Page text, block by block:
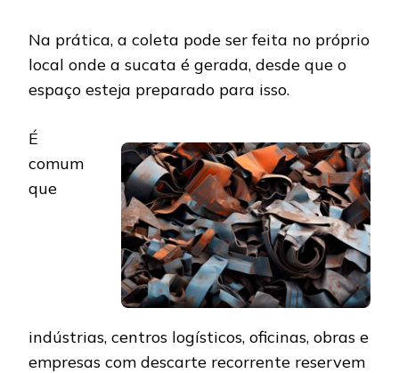
Na prática, a coleta pode ser feita no próprio
local onde a sucata é gerada, desde que o
espaço esteja preparado para isso.
É
comum
que
indústrias, centros logísticos, oficinas, obras e
empresas com descarte recorrente reservem